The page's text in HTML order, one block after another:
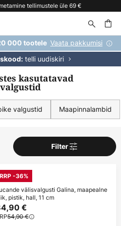
tellimustele üle 69 €
000 tootele Vaata pakkumisi
telli uudiskiri
kasutatavad
valgustid Maapinnalambid
Filter
RRP -36%
välisvalgusti Galina, maapealne
pistik, hall, 11 cm
€
54,90 €